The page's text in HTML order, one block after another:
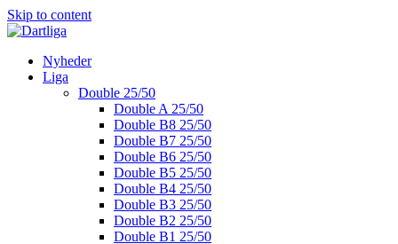
Skip to content
Nyheder
Liga
Double 25/50
Double A 25/50
Double B8 25/50
Double B7 25/50
Double B6 25/50
Double B5 25/50
Double B4 25/50
Double B3 25/50
Double B2 25/50
Double B1 25/50